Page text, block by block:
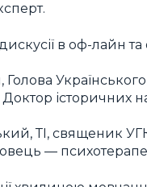
в оф-лайн
Українського
історичних
ТІ, священик
—